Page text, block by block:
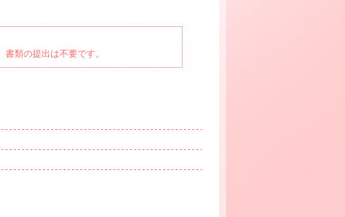
類の提出は不要です。